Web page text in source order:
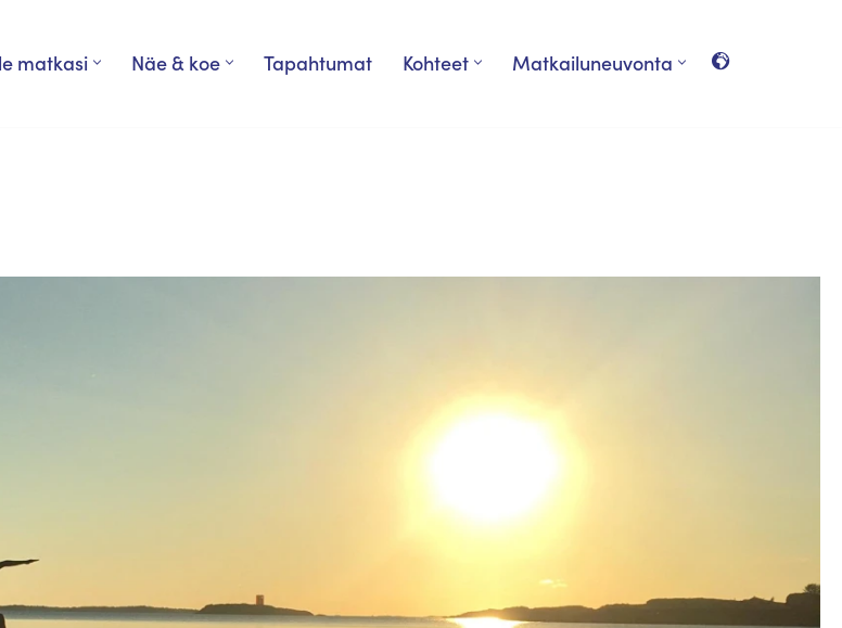
matkasi Näe & koe Tapahtumat Kohteet Matkailuneuvonta